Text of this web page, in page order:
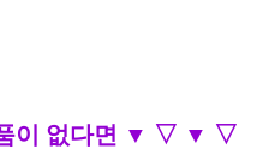
이 없다면 ▼ ▽ ▼ ▽